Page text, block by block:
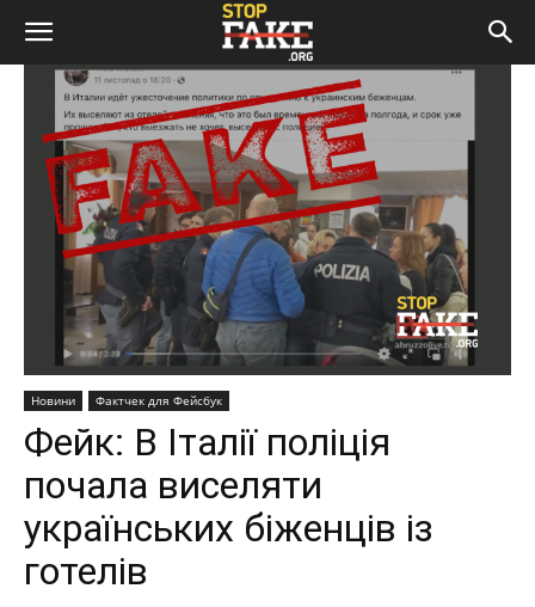
Новини Фактчек для Фейсбук
Фейк: В Італії поліція
почала виселяти
українських біженців із
готелів